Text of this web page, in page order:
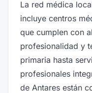
La red médica
incluye centros
que cumplen con
profesionalidad y
primaria hasta
profesionales
de Antares están